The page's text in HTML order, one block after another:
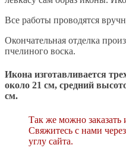
Все работы проводятся
Окончательная отделка
пчелиного воска.
Икона изготавливается
около 21 см, средний
см.
Так же можно заказать
Свяжитесь с нами
углу сайта.